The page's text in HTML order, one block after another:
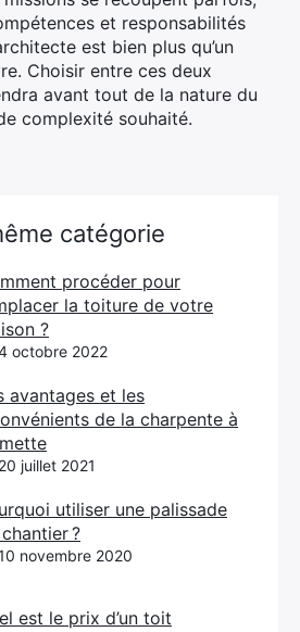
et responsabilités
est bien plus qu’un
Choisir entre ces deux
avant tout de la nature du
complexité souhaité.
catégorie
procéder pour
la toiture de votre
?
octobre 2022
avantages et les
de la charpente à
juillet 2021
utiliser une palissade
?
novembre 2020
est le prix d’un toit